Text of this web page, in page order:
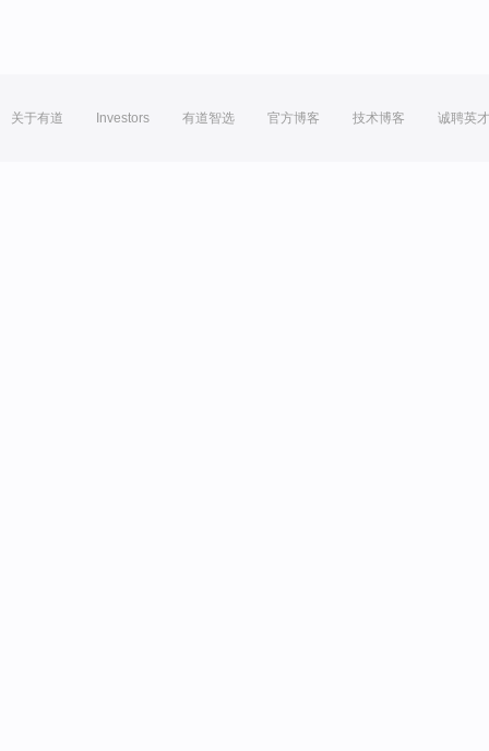
关于有道 Investors 有道智选 官方博客 技术博客 诚聘英才